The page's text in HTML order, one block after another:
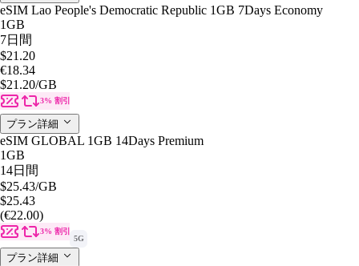
eSIM Lao People's Democratic Republic 1GB 7Days Economy
1GB
7日間
$21.20
€18.34
$21.20/GB
3% 割引
プラン詳細
eSIM GLOBAL 1GB 14Days Premium
1GB
14日間
$25.43/GB
$25.43
(€22.00)
3% 割引
5G
プラン詳細